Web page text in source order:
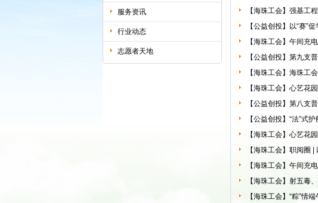
服务资讯
行业动态
志愿者天地
【海珠工会】强基工
【公益创投】以“赛”
【海珠工会】午间充
【公益创投】第九支
【海珠工会】海珠工
【海珠工会】心艺花
【公益创投】第八支
【公益创投】“法”式
【海珠工会】心艺花
【海珠工会】职阅圈
【海珠工会】午间充
【海珠工会】射五毒
【海珠工会】“粽”情